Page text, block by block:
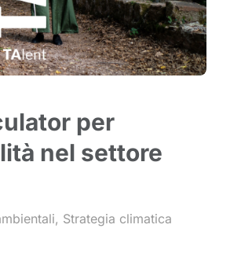
per
nel settore
, Strategia climatica